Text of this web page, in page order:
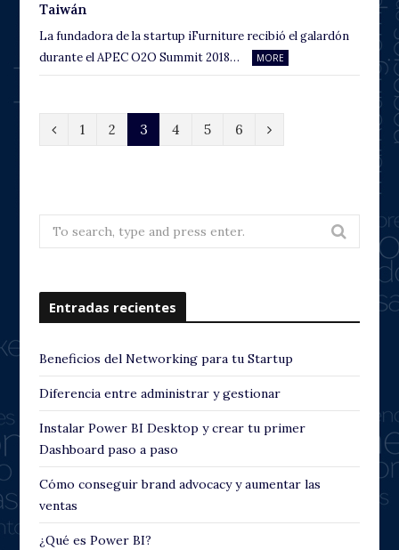
Taiwán
La fundadora de la startup iFurniture recibió el galardón
durante el APEC O2O Summit 2018…
MORE
P
i
u
1 2 3 4 5 6
N
Search
for:
Entradas recientes
Beneficios del Networking para tu Startup
Diferencia entre administrar y gestionar
Instalar Power BI Desktop y crear tu primer
Dashboard paso a paso
Cómo conseguir brand advocacy y aumentar las
ventas
¿Qué es Power BI?